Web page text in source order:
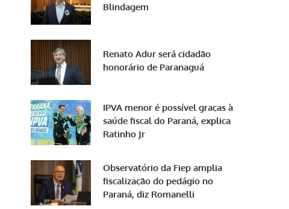
Blindagem
Renato Adur será cidadão
honorário de Paranaguá
IPVA menor é possível graças à
saúde fiscal do Paraná, explica
Ratinho Jr
Observatório da Fiep amplia
fiscalização do pedágio no
Paraná, diz Romanelli